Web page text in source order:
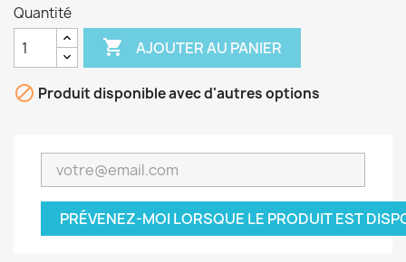
Quantité
 AJOUTER AU PANIER
 Produit disponible avec d'autres options
PRÉVENEZ-MOI LORSQUE LE PRODUIT EST